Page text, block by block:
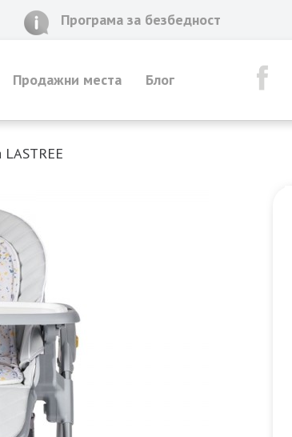
Програма за безбедност
Продажни места Блог